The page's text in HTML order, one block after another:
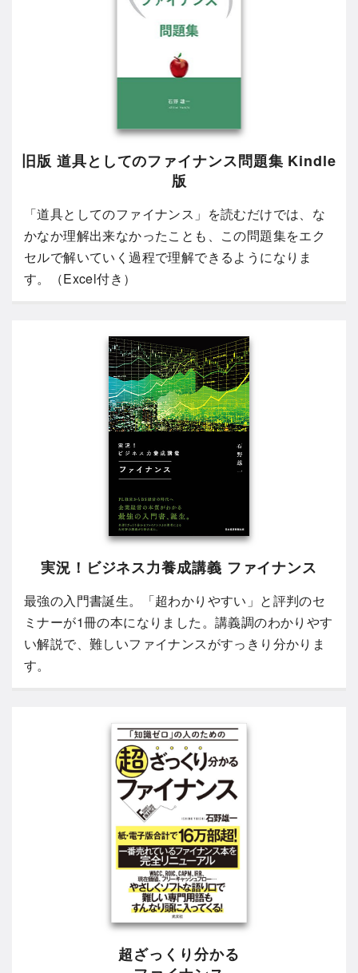
旧版 道具としてのファイナンス問題集 Kindle
版
「道具としてのファイナンス」を読むだけでは、な
かなか理解出来なかったことも、この問題集をエク
セルで解いていく過程で理解できるようになりま
す。（Excel付き）
実況！ビジネス力養成講義 ファイナンス
最強の入門書誕生。「超わかりやすい」と評判のセ
ミナーが1冊の本になりました。講義調のわかりやす
い解説で、難しいファイナンスがすっきり分かりま
す。
超ざっくり分かる